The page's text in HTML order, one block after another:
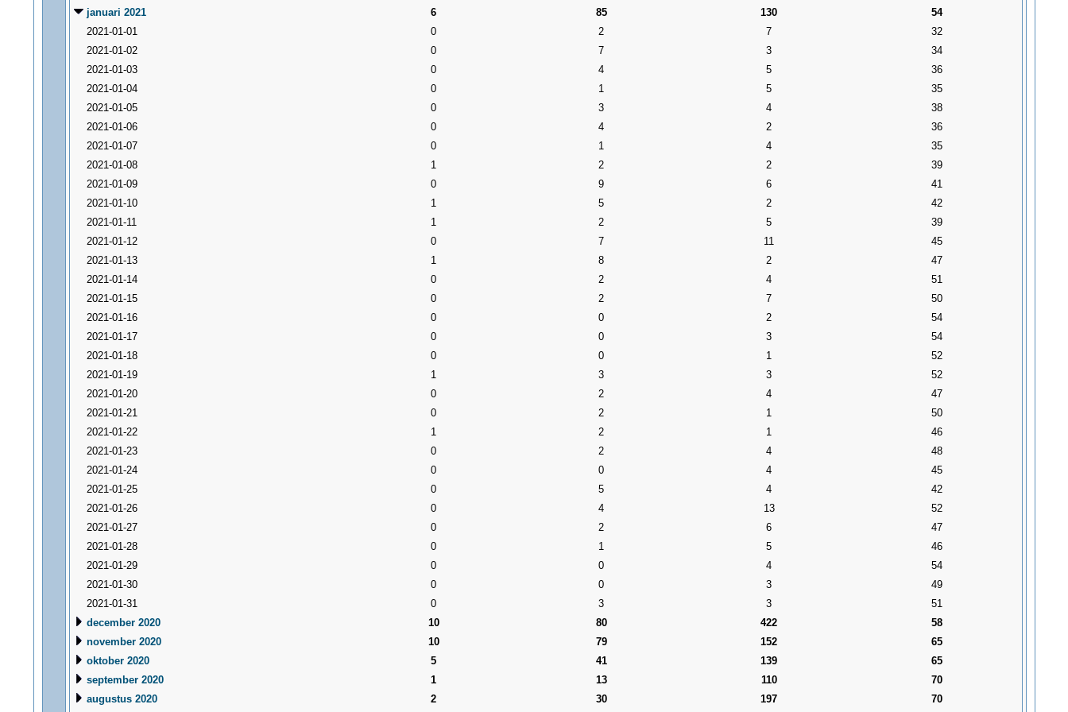
januari 2021
6 85 130
54
2021-01-01
0 2 7
32
2021-01-02
0 7 3
34
2021-01-03
0 4 5
36
2021-01-04
0 1 5
35
2021-01-05
0 3 4
38
2021-01-06
0 4 2
36
2021-01-07
0 1 4
35
2021-01-08
1 2 2
39
2021-01-09
0 9 6
41
2021-01-10
1 5 2
42
2021-01-11
1 2 5
39
2021-01-12
0 7 11
45
2021-01-13
1 8 2
47
2021-01-14
0 2 4
51
2021-01-15
0 2 7
50
2021-01-16
0 0 2
54
2021-01-17
0 0 3
54
2021-01-18
0 0 1
52
2021-01-19
1 3 3
52
2021-01-20
0 2 4
47
2021-01-21
0 2 1
50
2021-01-22
1 2 1
46
2021-01-23
0 2 4
48
2021-01-24
0 0 4
45
2021-01-25
0 5 4
42
2021-01-26
0 4 13
52
2021-01-27
0 2 6
47
2021-01-28
0 1 5
46
2021-01-29
0 0 4
54
2021-01-30
0 0 3
49
2021-01-31
0 3 3
51
december 2020
10 80 422
58
november 2020
10 79 152
65
oktober 2020
5 41 139
65
september 2020
1 13 110
70
augustus 2020
2 30 197 70